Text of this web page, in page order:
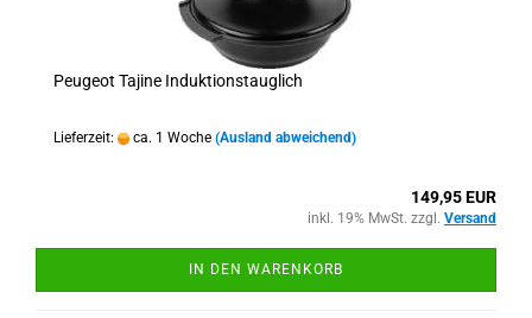
Peugeot Tajine Induktionstauglich
Lieferzeit: ca. 1 Woche (Ausland abweichend)
149,95 EUR
inkl. 19% MwSt. zzgl. Versand
IN DEN WARENKORB